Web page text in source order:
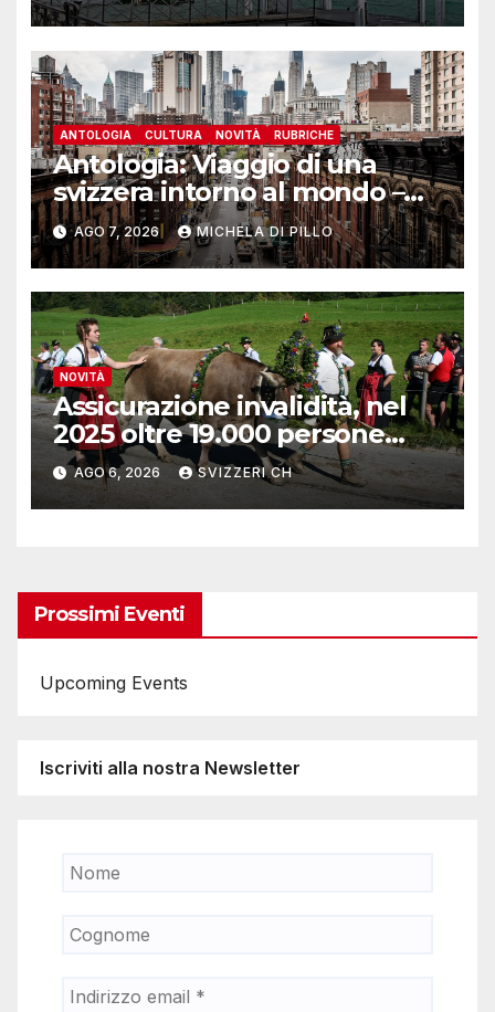
ANTOLOGIA CULTURA NOVITÀ RUBRICHE
Antologia: Viaggio di una
svizzera intorno al mondo –
Yosemite
AGO 7, 2026 MICHELA DI PILLO
NOVITÀ
Assicurazione invalidità, nel
2025 oltre 19.000 persone
reinserite nel mercato del
lavoro
AGO 6, 2026 SVIZZERI CH
Prossimi Eventi
Upcoming Events
Iscriviti alla nostra Newsletter